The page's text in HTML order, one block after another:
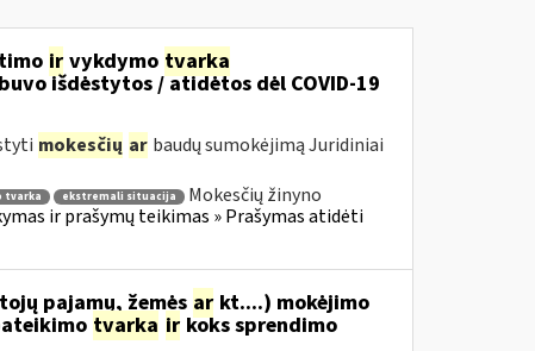
irvykdymo tvarka
išdėstytos / atidėtos dėl COVID-19
mokesčių ar baudų sumokėjimą Juridiniai
tvarka ekstremali situacija
Mokesčių žinyno
ir prašymų teikimas » Prašymas atidėti
pajamų, žemės arkt....) mokėjimo
tvarka irkoks sprendimo